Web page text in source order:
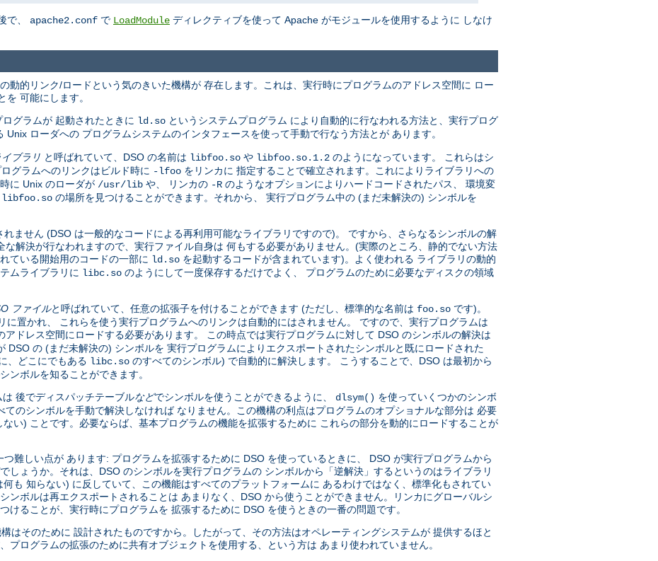
で、 apache2.conf で LoadModule ディレクティブを使って Apache がモジュールを使用するように しなけ
動的リンク/ロードという気のきいた機構が 存在します。これは、実行時にプログラムのアドレス空間に ロー
を 可能にします。
グラムが 起動されたときに ld.so というシステムプログラム により自動的に行なわれる方法と、実行プログ
Unix ローダへの プログラムシステムのインタフェースを使って手動で行なう方法とが あります。
ブラリ と呼ばれていて、DSO の名前は libfoo.so や libfoo.so.1.2 のようになっています。 これらはシ
グラムへのリンクはビルド時に -lfoo をリンカに 指定することで確立されます。これによりライブラリへの
に Unix のローダが /usr/lib や、 リンカの -R のようなオプションによりハードコードされたパス、 環境変
libfoo.so の場所を見つけることができます。それから、 実行プログラム中の (まだ未解決の) シンボルを
ません (DSO は一般的なコードによる再利用可能なライブラリですので)。 ですから、さらなるシンボルの解
解決が行なわれますので、実行ファイル自身は 何もする必要がありません。(実際のところ、静的でない方法
ている開始用のコードの一部に ld.so を起動するコードが含まれています)。よく使われる ライブラリの動的
ムライブラリに libc.so のようにして一度保存するだけでよく、 プログラムのために必要なディスクの領域
ファイルと呼ばれていて、任意の拡張子を付けることができます (ただし、標準的な名前は foo.so です)。
置かれ、 これらを使う実行プログラムへのリンクは自動的にはされません。 ですので、実行プログラムは
ドレス空間にロードする必要があります。 この時点では実行プログラムに対して DSO のシンボルの解決は
DSO の (まだ未解決の) シンボルを 実行プログラムによりエクスポートされたシンボルと既にロードされた
、どこにでもある libc.so のすべてのシンボル) で自動的に解決します。 こうすることで、DSO は最初から
ンボルを知ることができます。
後でディスパッチテーブルなどでシンボルを使うことができるように、 dlsym() を使っていくつかのシンボ
のシンボルを手動で解決しなければ なりません。この機構の利点はプログラムのオプショナルな部分は 必要
い) ことです。必要ならば、基本プログラムの機能を拡張するために これらの部分を動的にロードすることが
難しい点が あります: プログラムを拡張するために DSO を使っているときに、 DSO が実行プログラムから
しょうか。それは、DSO のシンボルを実行プログラムの シンボルから「逆解決」するというのはライブラリ
も 知らない) に反していて、この機能はすべてのプラットフォームに あるわけではなく、標準化もされてい
ンボルは再エクスポートされることは あまりなく、DSO から使うことができません。リンカにグローバルシ
けることが、実行時にプログラムを 拡張するために DSO を使うときの一番の問題です。
はそのために 設計されたものですから。したがって、その方法はオペレーティングシステムが 提供するほと
プログラムの拡張のために共有オブジェクトを使用する、という方は あまり使われていません。